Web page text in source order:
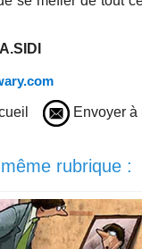
A.SIDI
Envoyer à
rubrique :